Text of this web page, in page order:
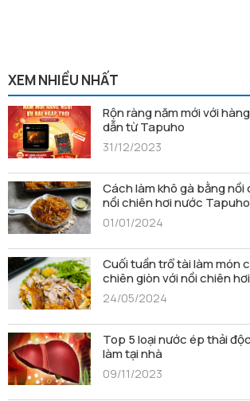
XEM NHIỀU NHẤT
Rộn ràng năm mới với
dẫn từ Tapuho
31/12/2023
Cách làm khô gà bằng nồi
nồi chiên hơi nước Tapuho
01/01/2024
Cuối tuần trổ tài làm món
chiên giòn với nồi chiên
24/05/2024
Top 5 loại nước ép thải
làm tại nhà
09/11/2023